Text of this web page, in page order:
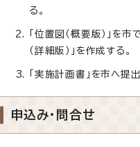
る。
「位置図（概要版）」を
（詳細版）」を作成する。
「実施計画書」を市へ提
申込み・問合せ